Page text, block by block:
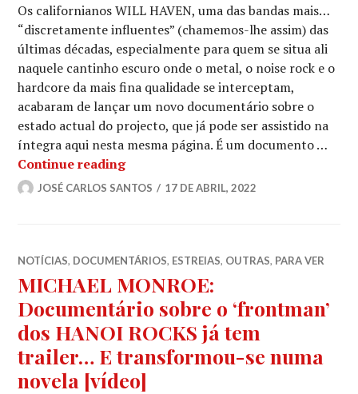
Os californianos WILL HAVEN, uma das bandas mais…
“discretamente influentes” (chamemos-lhe assim) das
últimas décadas, especialmente para quem se situa ali
naquele cantinho escuro onde o metal, o noise rock e o
hardcore da mais fina qualidade se interceptam,
acabaram de lançar um novo documentário sobre o
estado actual do projecto, que já pode ser assistido na
íntegra aqui nesta mesma página. É um documento …
Continue readingWILL HAVEN: Antes do muito
JOSÉ CARLOS SANTOS 17 DE ABRIL, 2022
NOTÍCIAS, DOCUMENTÁRIOS, ESTREIAS, OUTRAS, PARA VER
MICHAEL MONROE:
Documentário sobre o ‘frontman’
dos HANOI ROCKS já tem
trailer… E transformou-se numa
novela [vídeo]